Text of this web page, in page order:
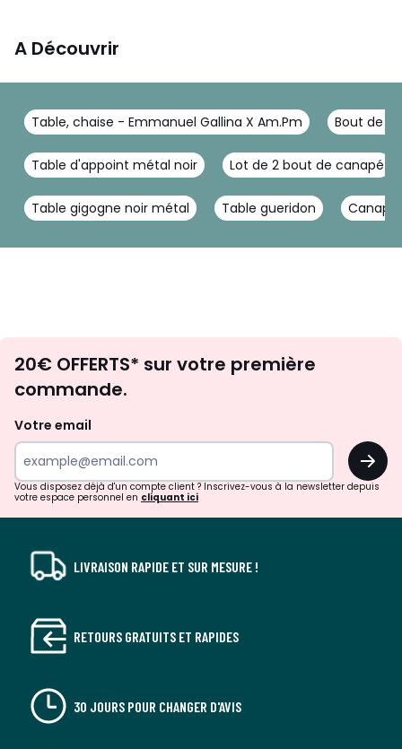
A Découvrir
Table, chaise - Emmanuel Gallina X Am.Pm Bout de
Table d'appoint métal noir Lot de 2 bout de canapé
Table gigogne noir métal Table gueridon
d'inspirations
surprises?
20€ OFFERTS* sur votre première
commande.
Votre email
OK
Vous disposez déjà d'un compte client ? Inscrivez-vous à la newsletter depuis
votre espace personnel en cliquant ici
LIVRAISON RAPIDE ET SUR MESURE !
RETOURS GRATUITS ET RAPIDES
30 JOURS POUR CHANGER D'AVIS